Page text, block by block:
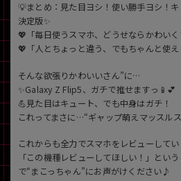
💡まとめ：見た目ヨシ！使い勝手ヨシ！
決定版✨
💖「毎日使うスマホ、どうせならかわいく
💖「人とちょっと違う、でもちゃんと使え
そんな欲張りかわいいさん”に…
✨Galaxy Z Flip5、ガチで推せますっ📱💕
💪見た目はキュート、でも中身はガチ！
これってまさに…“ギャップ萌えマッスル
これからも全力でスマホをレビューしてい
「この機種レビューしてほしい！」とい
で“まこっちゃん”にお声がけください♪